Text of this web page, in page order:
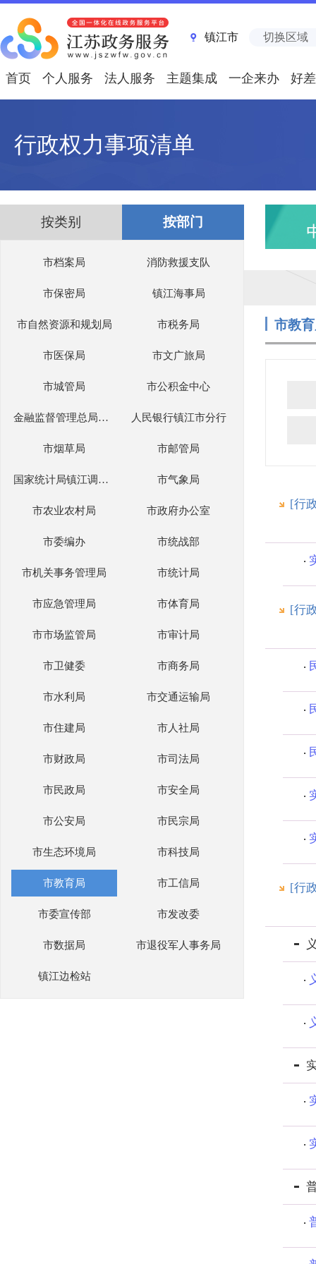
镇江市 切换区域
首页 个人服务 法人服务 主题集成 一企来办 好
行政权力事项清单
按类别 按部门
市档案局 消防救援支队
市保密局 镇江海事局
市自然资源和规划局 市税务局
市医保局 市文广旅局
市城管局 市公积金中心
金融监督管理总局镇江监管分局 人民银行镇江市分行
市烟草局 市邮管局
国家统计局镇江调查队 市气象局
市农业农村局 市政府办公室
市委编办 市统战部
市机关事务管理局 市统计局
市应急管理局 市体育局
市市场监管局 市审计局
市卫健委 市商务局
市水利局 市交通运输局
市住建局 市人社局
市财政局 市司法局
市民政局 市安全局
市公安局 市民宗局
市生态环境局 市科技局
市教育局 市工信局
市委宣传部 市发改委
市数据局 市退役军人事务局
镇江边检站
市教
[行
[行
[行